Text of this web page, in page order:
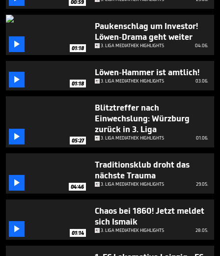
minutes,
25
seconds
00:59
 01:18
Paukenschlag um Investor!
Löwen-Drama geht weiter
3. LIGA MEDIATHEK HIGHLIGHTS 04.06.
 01:18
Löwen-Hammer ist amtlich!
3. LIGA MEDIATHEK HIGHLIGHTS 03.06.
 05:27
Blitztreffer nach
Einwechslung: Würzburg
zurück in 3. Liga
3. LIGA MEDIATHEK HIGHLIGHTS 01.06.
 04:46
Traditionsklub droht das
nächste Trauma
3. LIGA MEDIATHEK HIGHLIGHTS 29.05.
 01:14
Chaos bei 1860! Jetzt meldet
sich Ismaik
3. LIGA MEDIATHEK HIGHLIGHTS 28.05.